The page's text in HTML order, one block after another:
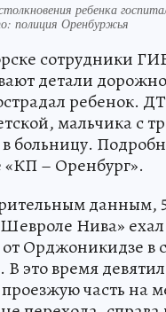
ребенка
полиция Оренбуржья
сотрудники
детали
ребенок.
мальчика с
больницу.
«КП – Оренбург».
данным,
Нива»
Орджоникидзе в
В это время
часть на